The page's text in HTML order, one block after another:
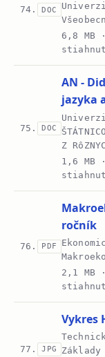
74. DOC
6,8 MB
75. DOC
AN -
jazyka
Z
1,6 MB
76. PDF
ročník
2,1 MB
77. JPG
Vykres